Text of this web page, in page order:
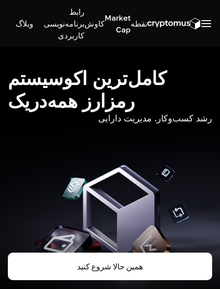
نقطه
Market
Cap
کاوش
رابط
برنامه‌نویسی
کاربردی
وبلاگ
کامل‌ترین اکوسیستم
رمزارز همه‌در‌یک
رشد کسب‌وکار. مدیریت دارایی
همین حالا شروع کنید